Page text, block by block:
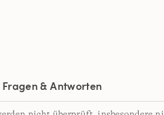
Fragen & Antworten